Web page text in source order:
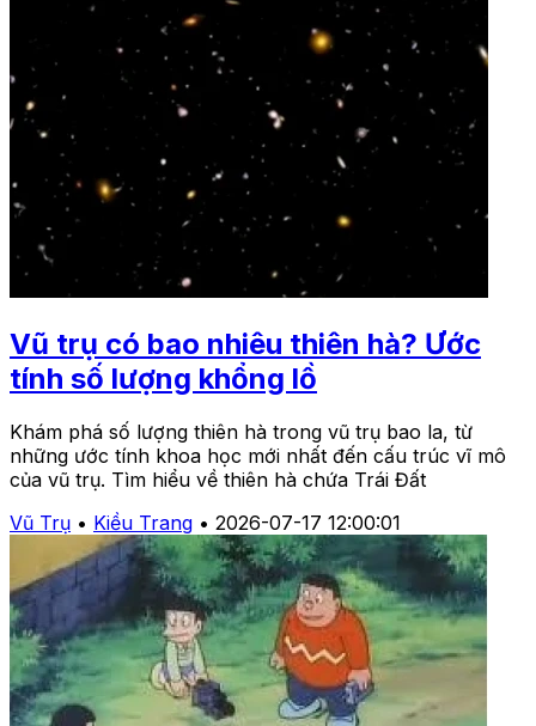
Vũ trụ có bao nhiêu thiên hà? Ước
tính số lượng khổng lồ
Khám phá số lượng thiên hà trong vũ trụ bao la, từ
những ước tính khoa học mới nhất đến cấu trúc vĩ mô
của vũ trụ. Tìm hiểu về thiên hà chứa Trái Đất
Vũ Trụ • Kiều Trang • 2026-07-17 12:00:01